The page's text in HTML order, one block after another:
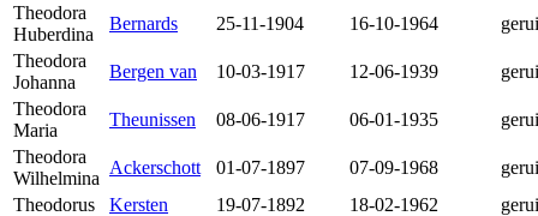
Theodora
Huberdina
Bernards 25-11-1904 16-10-1964
Theodora
Johanna
Bergen van 10-03-1917 12-06-1939
Theodora
Maria
Theunissen 08-06-1917 06-01-1935
Theodora
Wilhelmina
Ackerschott 01-07-1897 07-09-1968
Theodorus
Kersten 19-07-1892 18-02-1962